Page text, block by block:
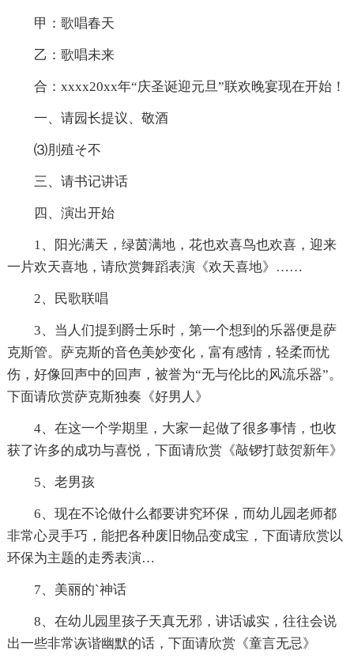
甲：歌唱春天
乙：歌唱未来
合：xxxx20xx年“庆圣诞迎元旦”联欢晚宴现在开始！
一、请园长提议、敬酒
⑶刖殖そ不
三、请书记讲话
四、演出开始
1、阳光满天，绿茵满地，花也欢喜鸟也欢喜，迎来
一片欢天喜地，请欣赏舞蹈表演《欢天喜地》……
2、民歌联唱
3、当人们提到爵士乐时，第一个想到的乐器便是萨
克斯管。萨克斯的音色美妙变化，富有感情，轻柔而忧
伤，好像回声中的回声，被誉为“无与伦比的风流乐器”。
下面请欣赏萨克斯独奏《好男人》
4、在这一个学期里，大家一起做了很多事情，也收
获了许多的成功与喜悦，下面请欣赏《敲锣打鼓贺新年》
5、老男孩
6、现在不论做什么都要讲究环保，而幼儿园老师都
非常心灵手巧，能把各种废旧物品变成宝，下面请欣赏以
环保为主题的走秀表演…
7、美丽的`神话
8、在幼儿园里孩子天真无邪，讲话诚实，往往会说
出一些非常诙谐幽默的话，下面请欣赏《童言无忌》